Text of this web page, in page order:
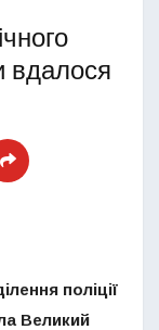
вдалося
поліції
Великий